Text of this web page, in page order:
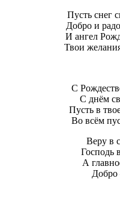
Пусть снег
Добро и
И ангел
Твои
С
С днём
Пусть в
Во всём
Веру в
Господь
А
Добро